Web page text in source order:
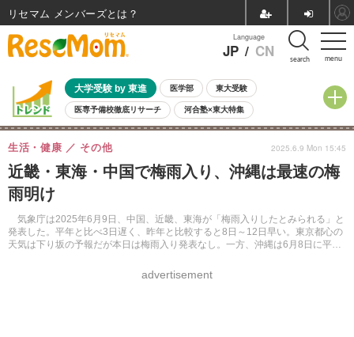
menu
Language
JP / CN search
大学受験 by 東進 医学部 東大受験
医専予備校徹底リサーチ 河合塾×東大特集
親子で考える大学選び 高校受験 中学受験 小学校受験
共通テスト 夏休み
8月開催イベント・WS 全国公立高校 過去問 人気記事
自由研究教材（小学生向け）
近畿・東海・中国で梅雨入り、沖縄は最速の梅
雨明け
気象庁は2025年6月9日、中国、近畿、東海が「梅雨入りしたとみられる」と
発表した。平年と比べ3日遅く、昨年と比較すると8日～12日早い。東京都心の
天気は下り坂の予報だが本日は梅雨入り発表なし。一方、沖縄は6月8日に平年
生活・健康 その他
advertisement
2025.6.9 Mon 15:45
リセマム メンバーズ